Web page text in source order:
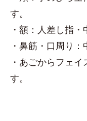
す。
・額：人差し指・
・鼻筋・口周り：
・あごからフェ
す。